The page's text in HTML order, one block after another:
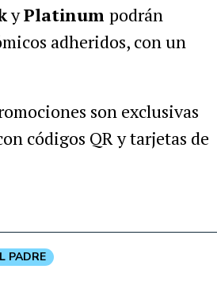
yPlatinum podrán
adheridos, con un
son exclusivas
códigos QR y tarjetas de
PADRE